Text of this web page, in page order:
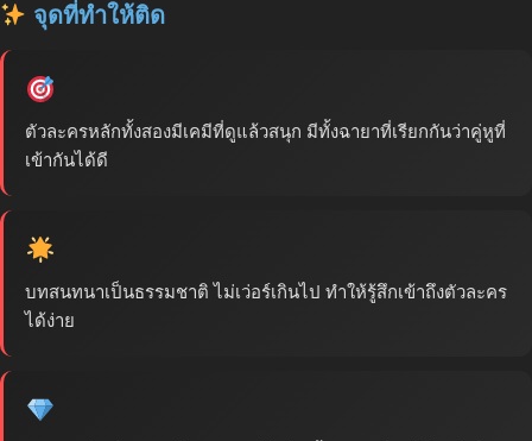
จุดที่ทำให้ติด
ตัวละครหลักทั้งสองมีเคมีที่ดูแล้วสนุก มีทั้งฉายาที่เรียกกันว่าคู่หูที่
เข้ากันได้ดี
บทสนทนาเป็นธรรมชาติ ไม่เว่อร์เกินไป ทำให้รู้สึกเข้าถึงตัวละคร
ได้ง่าย